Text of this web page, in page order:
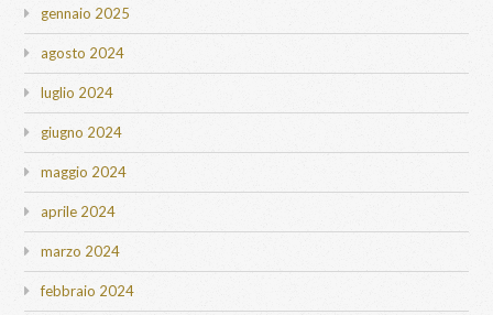
gennaio 2025
agosto 2024
luglio 2024
giugno 2024
maggio 2024
aprile 2024
marzo 2024
febbraio 2024